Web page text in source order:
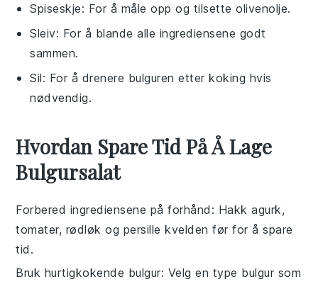
Spiseskje: For å måle opp og tilsette olivenolje.
Sleiv: For å blande alle ingrediensene godt
sammen.
Sil: For å drenere bulguren etter koking hvis
nødvendig.
Hvordan Spare Tid På Å Lage
Bulgursalat
Forbered ingrediensene på forhånd : Hakkagurk,
tomater, rødløk og persille kvelden før for å spare
tid.
Bruk hurtigkokende bulgur: Velg en type bulgur som